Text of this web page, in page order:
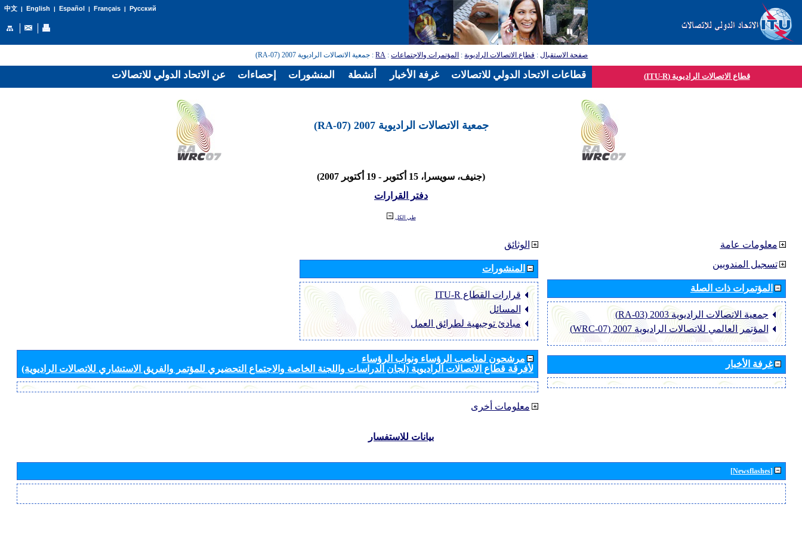
中文| English | Español | Français| Русский
صفحة الاستقبال: قطاع الاتصالات الراديوية: المؤتمرات والاجتماعات:
RA: جمعية الاتصالات الراديوية 2007 (RA-07)
قطاع الاتصالات الراديوية (ITU-R)
جمعية الاتصالات الراديوية 2007 (RA-07)
(جنيف، سويسرا، 15 أكتوبر - 19 أكتوبر 2007)
دفتر القرارات
طي الكل
الوثائق
المنشورات
قرارات القطاع ‏ITU-R
المسائل
مبادئ توجيهية لطرائق العمل
مرشحون لمناصب الرؤساء ونواب الرؤساء
لأفرقة قطاع الاتصالات الراديوية (لجان الدراسات واللجنة الخاصة والاجتماع التحضيري للمؤتمر والفريق الاستشاري للاتصالات الراديوية)
معلومات أخرى
معلومات عامة
تسجيل المندوبين
المؤتمرات ذات الصلة
جمعية الاتصالات الراديوية 2003 (RA-03)
المؤتمر العالمي للاتصالات الراديوية 2007 (WRC-07)
غرفة الأخبار
بيانات للاستفسار
[Newsflashes]
عن الاتحاد الدولي للاتصالات إحصاءات المنشورات أنشطة غرفة الأخبار قطاعات الاتحاد الدولي للاتصالات